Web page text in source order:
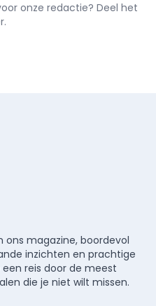
onze redactie? Deel het
magazine, boordevol
inzichten en prachtige
reis door de meest
die je niet wilt missen.